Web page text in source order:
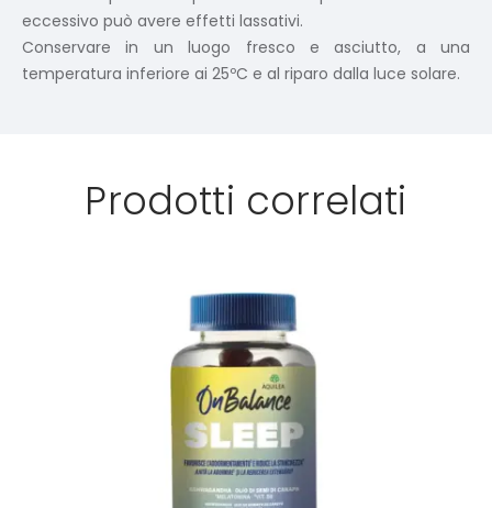
eccessivo può avere effetti lassativi.
Conservare in un luogo fresco e asciutto, a una
temperatura inferiore ai 25ºC e al riparo dalla luce solare.
Prodotti correlati